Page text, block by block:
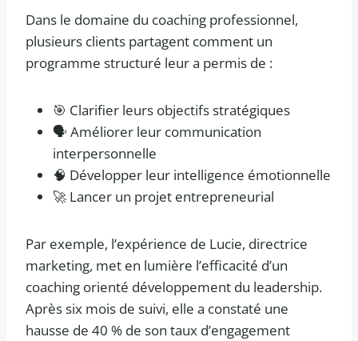
Dans le domaine du coaching professionnel,
plusieurs clients partagent comment un
programme structuré leur a permis de :
🎯 Clarifier leurs objectifs stratégiques
🗣️ Améliorer leur communication
interpersonnelle
🧠 Développer leur intelligence émotionnelle
🚀 Lancer un projet entrepreneurial
Par exemple, l’expérience de Lucie, directrice
marketing, met en lumière l’efficacité d’un
coaching orienté développement du leadership.
Après six mois de suivi, elle a constaté une
hausse de 40 % de son taux d’engagement